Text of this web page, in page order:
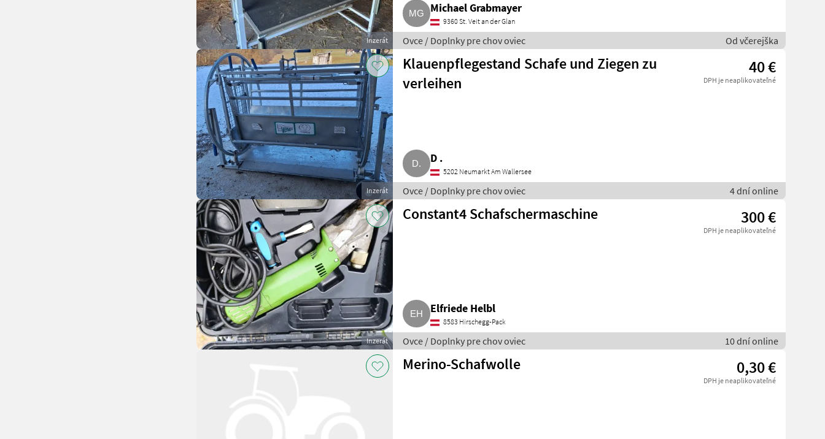
Inzerát
Michael Grabmayer
9360 St. Veit an der Glan
Ovce / Doplnky pre chov oviec Od včerejška
Inzerát
Klauenpflegestand Schafe und Ziegen zu
verleihen
40 €
DPH je neaplikovateľné
D .
5202 Neumarkt Am Wallersee
Ovce / Doplnky pre chov oviec 4 dní online
Inzerát
Constant4 Schafschermaschine 300 €
DPH je neaplikovateľné
Elfriede Helbl
8583 Hirschegg-Pack
Ovce / Doplnky pre chov oviec 10 dní online
Merino-Schafwolle 0,30 €
DPH je neaplikovateľné